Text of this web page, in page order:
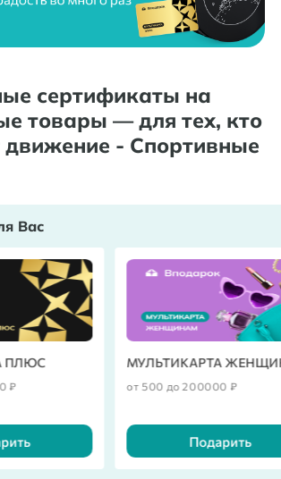
сертификаты на
товары — для тех, кто
- Спортивные
Вас
ПЛЮС
₽
МУЛЬТИКАРТА
от 500 до 200000 ₽
Подарить